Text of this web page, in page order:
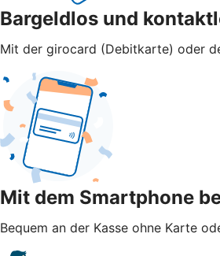
Bargeldlos und
Mit der girocard (Debitkarte) oder
Mit dem Smartphone
Bequem an der Kasse ohne Karte